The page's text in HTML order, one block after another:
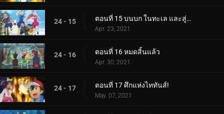
24 - 15 ตอนที่ 15 บนบก ในทะเล และสู่อนาคต!
Apr. 23, 2021
24 - 16 ตอนที่ 16 หมดสิ้นแล้ว
Apr. 30, 2021
24 - 17 ตอนที่ 17 ศึกแห่งไททันส์!
May. 07, 2021